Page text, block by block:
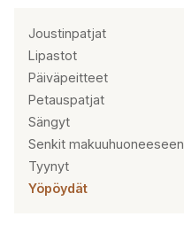
Joustinpatjat
Lipastot
Päiväpeitteet
Petauspatjat
Sängyt
Senkit makuuhuoneeseen
Tyynyt
Yöpöydät